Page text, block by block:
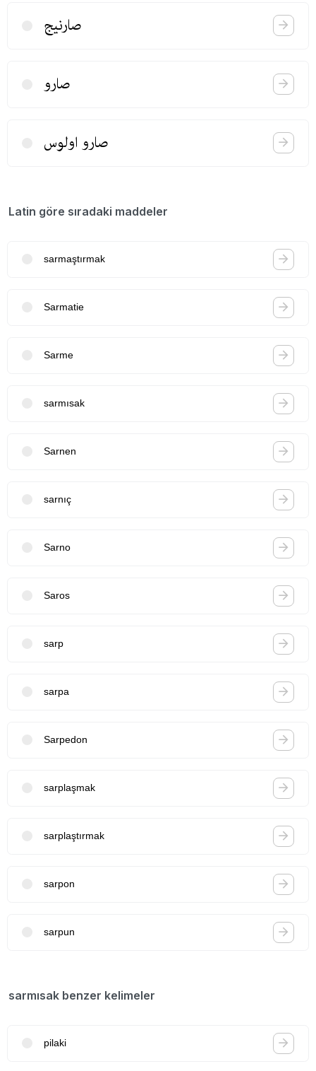
صارنیج
صارو
صارو اولوس
Latin göre sıradaki maddeler
sarmaştırmak
Sarmatie
Sarme
sarmısak
Sarnen
sarnıç
Sarno
Saros
sarp
sarpa
Sarpedon
sarplaşmak
sarplaştırmak
sarpon
sarpun
sarmısak benzer kelimeler
pilaki